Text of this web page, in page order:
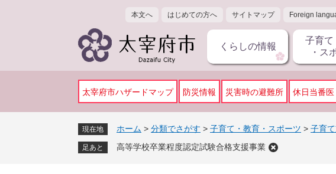
本文へ はじめての方へ サイトマップ Foreign
くらしの情報
子育て
・ス
太宰府市ハザードマップ 防災情報 災害時の避難所 休日当番医
現在地 ホーム > 分類でさがす > 子育て・教育・スポーツ > 子育
足あと 高等学校卒業程度認定試験合格支援事業